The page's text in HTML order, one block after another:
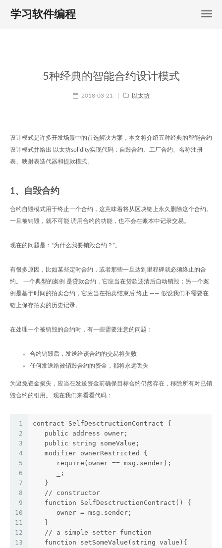
学习软件编程
5种经典的智能合约设计模式
2018-03-21 以太坊
设计模式是许多开发场景中的首选解决方案，本文将介绍五种经典的智能合约
设计模式并给出 以太坊solidity实现代码：自毁合约、工厂合约、名称注册
表、映射表迭代器和提款模式。
1、自毁合约
合约自毁模式用于终止一个合约，这意味着将从区块链上永久删除这个合约。
一旦被销毁，就不可能 调用合约的功能，也不会在账本中记录交易。
现在的问题是：“为什么我要销毁合约？”。
有很多原因，比如某些定时合约，或者那些一旦达到里程碑就必须终止的合
约。 一个典型的案例 是贷款合约，它应当在贷款还清后自动销毁；另一个案
例是基于时间的拍卖合约，它应当在拍卖结束后 终止 —— 假设我们不需要在
链上保存拍卖的历史记录。
在处理一个被销毁的合约时，有一些需要注意的问题：
合约销毁后，发送给该合约的交易将失败
任何发送给被销毁合约的资金，都将永远丢失
为避免资金损失，应当在发送资金前确保目标合约仍然存在，移除所有对已销
毁合约的引用。 现在我们来看看代码：
1
2
3
4
5
6
7
8
9
10
11
12
13
contract SelfDesctructionContract {
   public address owner;
   public string someValue;
   modifier ownerRestricted {
      require(owner == msg.sender);
      _;
   }
   // constructor
   function SelfDesctructionContract() {
      owner = msg.sender;
   }
   // a simple setter function
   function setSomeValue(string value){